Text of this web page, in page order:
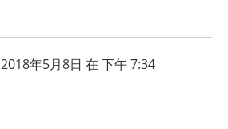
2018年5月8日 在 下午 7:34